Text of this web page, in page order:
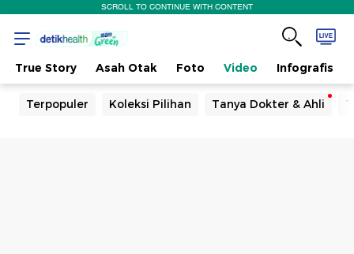
SCROLL TO CONTINUE WITH CONTENT
True Story Asah Otak Foto Video Infografis
Terpopuler Koleksi Pilihan Tanya Dokter & Ahli